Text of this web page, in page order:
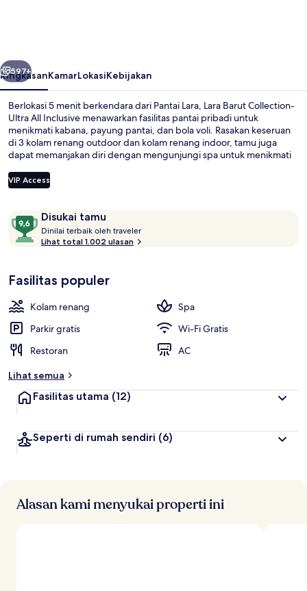
Inclusive
Berikutnya
597+
RingkasanKamarLokasiKebijakan
Berlokasi 5 menit berkendara dari Pantai Lara, Lara Barut Collection-
Ultra All Inclusive menawarkan fasilitas pantai pribadi untuk
menikmati kabana, payung pantai, dan bola voli. Rasakan keseruan
di 3 kolam renang outdoor dan kolam renang indoor, tamu juga
dapat memanjakan diri dengan mengunjungi spa untuk menikmati
Seafood merupakan salah satu 8 restoran yang menyajikan makanan
laut serta buka untuk makan siang dan makan malam. Keunggulan
anak gratis. Para traveler menyukai staf dan kondisi keseluruhan.
VIP Access
Ulasan Disukai tamu
9,6
dari
10,
tamu
Dinilai terbaik oleh traveler
i
l
r
a
Lihat total 1.002 ulasan
Fasilitas populer
Kolam renang
Spa
Parkir gratis
Wi-Fi Gratis
Restoran
AC
Lihat semua
Fasilitas utama (12)
Seperti di rumah sendiri (6)
Alasan kami menyukai properti ini